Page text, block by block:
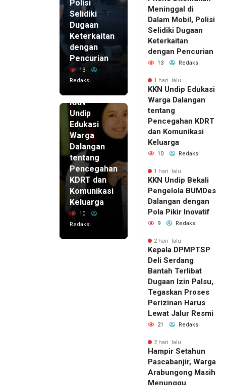
Polisi
Selidiki
Dugaan
Keterkaitan
dengan
Pencurian
13
Redaksi
KKN
Undip
Edukasi
Warga
Dalangan
tentang
Pencegahan
KDRT dan
Komunikasi
Keluarga
10
Redaksi
Meninggal di
Dalam Mobil, Polisi
Selidiki Dugaan
Keterkaitan
dengan Pencurian
13 Redaksi
1 hari lalu
KKN Undip Edukasi
Warga Dalangan
tentang
Pencegahan KDRT
dan Komunikasi
Keluarga
10 Redaksi
1 hari lalu
KKN Undip Bekali
Pengelola BUMDes
Dalangan dengan
Pola Pikir Inovatif
9 Redaksi
2 hari lalu
Kepala DPMPTSP
Deli Serdang
Bantah Terlibat
Dugaan Izin Palsu,
Tegaskan Proses
Perizinan Harus
Lewat Jalur Resmi
21 Redaksi
2 hari lalu
Hampir Setahun
Pascabanjir, Warga
Arabungong Masih
Menunggu